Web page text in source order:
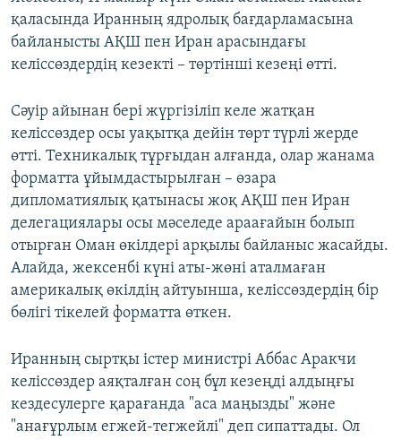
қаласында Иранның ядролық бағдарламасына
байланысты АҚШ пен Иран арасындағы
келіссөздердің кезекті – төртінші кезеңі өтті.
Сәуір айынан бері жүргізіліп келе жатқан
келіссөздер осы уақытқа дейін төрт түрлі жерде
өтті. Техникалық тұрғыдан алғанда, олар жанама
форматта ұйымдастырылған – өзара
дипломатиялық қатынасы жоқ АҚШ пен Иран
делегациялары осы мәселеде араағайын болып
отырған Оман өкілдері арқылы байланыс жасайды.
Алайда, жексенбі күні аты-жөні аталмаған
америкалық өкілдің айтуынша, келіссөздердің бір
бөлігі тікелей форматта өткен.
Иранның сыртқы істер министрі Аббас Аракчи
келіссөздер аяқталған соң бұл кезеңді алдыңғы
кездесулерге қарағанда "аса маңызды" және
"анағұрлым егжей-тегжейлі" деп сипаттады. Ол